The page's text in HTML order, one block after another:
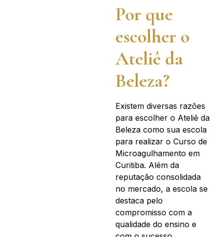
Por que
escolher o
Ateliê da
Beleza?
Existem diversas razões
para escolher o Ateliê da
Beleza como sua escola
para realizar o Curso de
Microagulhamento em
Curitiba. Além da
reputação consolidada
no mercado, a escola se
destaca pelo
compromisso com a
qualidade do ensino e